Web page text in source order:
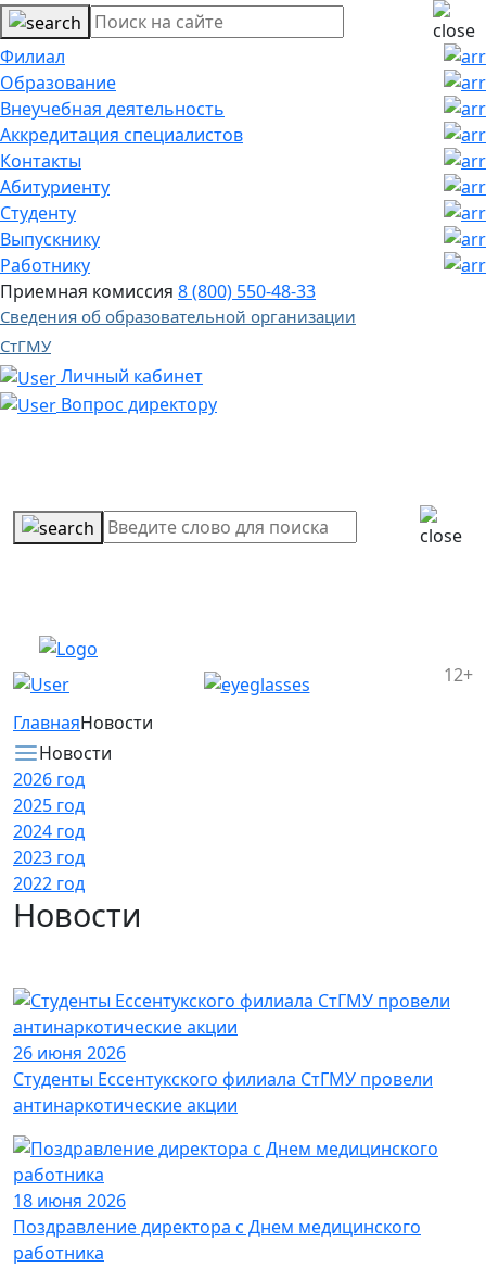
Филиал
Образование
Внеучебная деятельность
Аккредитация специалистов
Контакты
Абитуриенту
Студенту
Выпускнику
Работнику
Приемная комиссия 8 (800) 550-48-33
Сведения об образовательной организации
СтГМУ
Личный кабинет
Вопрос директору
12+
ГлавнаяНовости
Новости
2026 год
2025 год
2024 год
2023 год
2022 год
Новости
26 июня 2026
Студенты Ессентукского филиала СтГМУ провели
антинаркотические акции
18 июня 2026
Поздравление директора с Днем медицинского
работника